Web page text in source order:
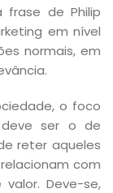
frase de Philip
em nível
normais, em
o foco
ser o de
reter aqueles
com
Deve-se,